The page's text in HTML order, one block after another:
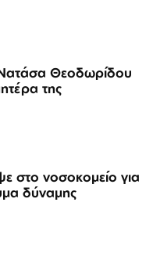
Θεοδωρίδου
της
στο νοσοκομείο για
δύναμης